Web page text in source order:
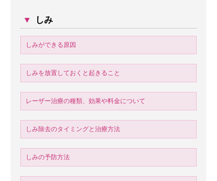
▼ しみ
しみができる原因
しみを放置しておくと起きること
レーザー治療の種類、効果や料金について
しみ除去のタイミングと治療方法
しみの予防方法